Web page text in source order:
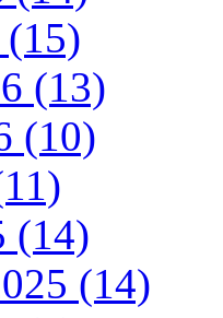
(15)
(13)
(10)
(14)
(14)